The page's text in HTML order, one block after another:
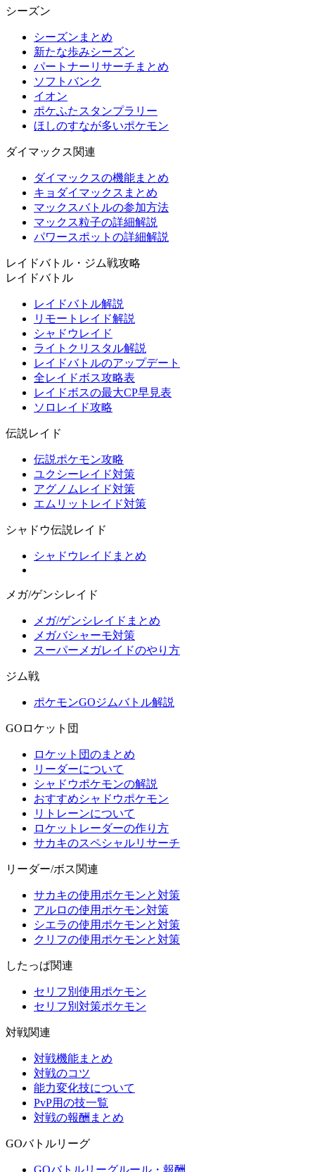
シーズン
シーズンまとめ
新たな歩みシーズン
パートナーリサーチまとめ
ソフトバンク
イオン
ポケふたスタンプラリー
ほしのすなが多いポケモン
ダイマックス関連
ダイマックスの機能まとめ
キョダイマックスまとめ
マックスバトルの参加方法
マックス粒子の詳細解説
パワースポットの詳細解説
レイドバトル・ジム戦攻略
レイドバトル
レイドバトル解説
リモートレイド解説
シャドウレイド
ライトクリスタル解説
レイドバトルのアップデート
全レイドボス攻略表
レイドボスの最大CP早見表
ソロレイド攻略
伝説レイド
伝説ポケモン攻略
ユクシーレイド対策
アグノムレイド対策
エムリットレイド対策
シャドウ伝説レイド
シャドウレイドまとめ
メガ/ゲンシレイド
メガ/ゲンシレイドまとめ
メガバシャーモ対策
スーパーメガレイドのやり方
ジム戦
ポケモンGOジムバトル解説
GOロケット団
ロケット団のまとめ
リーダーについて
シャドウポケモンの解説
おすすめシャドウポケモン
リトレーンについて
ロケットレーダーの作り方
サカキのスペシャルリサーチ
リーダー/ボス関連
サカキの使用ポケモンと対策
アルロの使用ポケモン対策
シエラの使用ポケモンと対策
クリフの使用ポケモンと対策
したっぱ関連
セリフ別使用ポケモン
セリフ別対策ポケモン
対戦関連
対戦機能まとめ
対戦のコツ
能力変化技について
PvP用の技一覧
対戦の報酬まとめ
GOバトルリーグ
GOバトルリーグルール・報酬